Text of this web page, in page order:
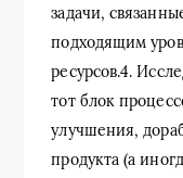
задачи,
подходящим
ресурсов.4.
тот блок
улучшения,
продукта (а